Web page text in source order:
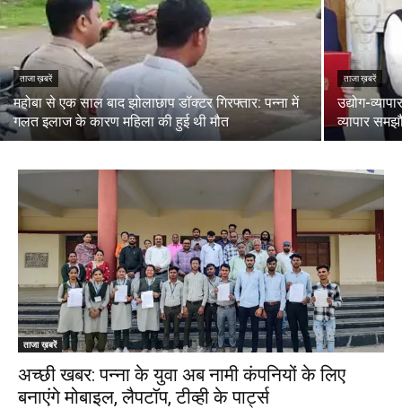
ताजा ख़बरें
महोबा से एक साल बाद झोलाछाप डॉक्टर गिरफ्तार: पन्ना में
गलत इलाज के कारण महिला की हुई थी मौत
ताजा ख़बरें
उद्योग-
व्यापार
ताजा ख़बरें
अच्छी खबर: पन्ना के युवा अब नामी कंपनियों के लिए
बनाएंगे मोबाइल, लैपटॉप, टीव्ही के पार्ट्स